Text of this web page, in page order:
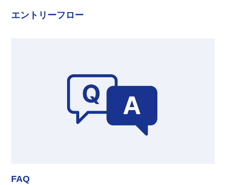
エントリーフロー
FAQ